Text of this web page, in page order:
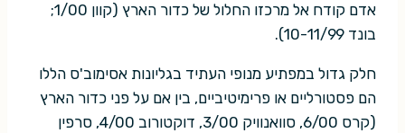
אדם קודח אל מרכזו החלול של כדור הארץ (קוון 1/00;
בונד 10-11/99).
חלק גדול במפתיע מנופי העתיד בגליונות אסימוב'ס הללו
הם פסטורליים או פרימיטיביים, בין אם על פני כדור הארץ
(קרס 6/00, סוואנוויק 3/00, דוקטורוב 4/00, סרפין